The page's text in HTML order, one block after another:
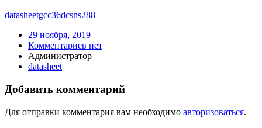
datasheetgcc36dcsns288
29 ноября, 2019
Комментариев нет
Администратор
datasheet
Добавить комментарий
Для отправки комментария вам необходимо авторизоваться.